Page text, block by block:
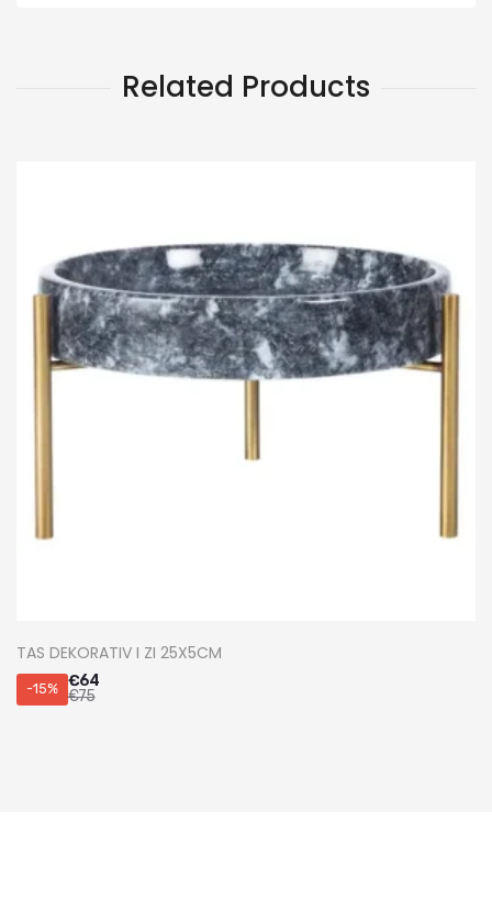
Related Products
TAS DEKORATIV I ZI 25X5CM
-15% €64
€75